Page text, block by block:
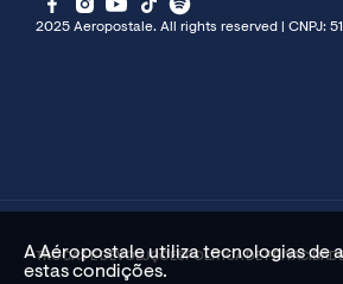
2025 Aeropostale. All rights reserved | CNPJ:
TROCAS E DEVOLUÇÕESPOLÍTICA DE
A Aéropostale utiliza tecnologias de
estas condições.